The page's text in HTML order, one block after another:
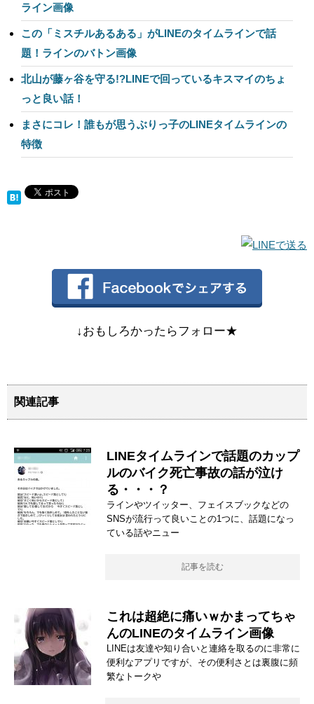
ライン画像
この「ミスチルあるある」がLINEのタイムラインで話
題！ラインのバトン画像
北山が藤ヶ谷を守る!?LINEで回っているキスマイのちょ
っと良い話！
まさにコレ！誰もが思うぶりっ子のLINEタイムラインの
特徴
↓おもしろかったらフォロー★
関連記事
LINEタイムラインで話題のカップ
ルのバイク死亡事故の話が泣け
る・・・？
ラインやツイッター、フェイスブックなどの
SNSが流行って良いことの1つに、話題になっ
ている話やニュー
記事を読む
これは超絶に痛いｗかまってちゃ
んのLINEのタイムライン画像
LINEは友達や知り合いと連絡を取るのに非常に
便利なアプリですが、その便利さとは裏腹に頻
繁なトークや